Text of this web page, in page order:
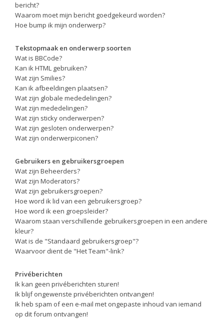
bericht?
Waarom moet mijn bericht goedgekeurd worden?
Hoe bump ik mijn onderwerp?
Tekstopmaak en onderwerp soorten
Wat is BBCode?
Kan ik HTML gebruiken?
Wat zijn Smilies?
Kan ik afbeeldingen plaatsen?
Wat zijn globale mededelingen?
Wat zijn mededelingen?
Wat zijn sticky onderwerpen?
Wat zijn gesloten onderwerpen?
Wat zijn onderwerpiconen?
Gebruikers en gebruikersgroepen
Wat zijn Beheerders?
Wat zijn Moderators?
Wat zijn gebruikersgroepen?
Hoe word ik lid van een gebruikersgroep?
Hoe word ik een groepsleider?
Waarom staan verschillende gebruikersgroepen in een andere
kleur?
Wat is de "Standaard gebruikersgroep"?
Waarvoor dient de "Het Team"-link?
Privéberichten
Ik kan geen privéberichten sturen!
Ik blijf ongewenste privéberichten ontvangen!
Ik heb spam of een e-mail met ongepaste inhoud van iemand
op dit forum ontvangen!